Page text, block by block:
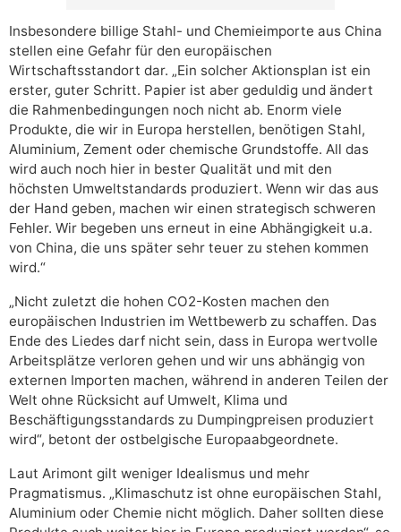
Insbesondere billige Stahl- und Chemieimporte aus China
stellen eine Gefahr für den europäischen
Wirtschaftsstandort dar. „Ein solcher Aktionsplan ist ein
erster, guter Schritt. Papier ist aber geduldig und ändert
die Rahmenbedingungen noch nicht ab. Enorm viele
Produkte, die wir in Europa herstellen, benötigen Stahl,
Aluminium, Zement oder chemische Grundstoffe. All das
wird auch noch hier in bester Qualität und mit den
höchsten Umweltstandards produziert. Wenn wir das aus
der Hand geben, machen wir einen strategisch schweren
Fehler. Wir begeben uns erneut in eine Abhängigkeit u.a.
von China, die uns später sehr teuer zu stehen kommen
wird.“
„Nicht zuletzt die hohen CO2-Kosten machen den
europäischen Industrien im Wettbewerb zu schaffen. Das
Ende des Liedes darf nicht sein, dass in Europa wertvolle
Arbeitsplätze verloren gehen und wir uns abhängig von
externen Importen machen, während in anderen Teilen der
Welt ohne Rücksicht auf Umwelt, Klima und
Beschäftigungsstandards zu Dumpingpreisen produziert
wird“, betont der ostbelgische Europaabgeordnete.
Laut Arimont gilt weniger Idealismus und mehr
Pragmatismus. „Klimaschutz ist ohne europäischen Stahl,
Aluminium oder Chemie nicht möglich. Daher sollten diese